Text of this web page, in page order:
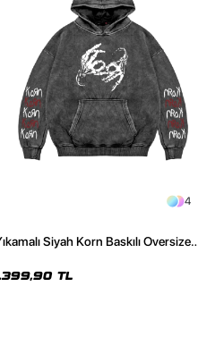
4
Siyah Korn Baskılı Oversize
TL